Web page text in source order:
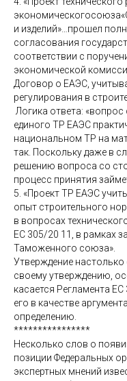
и изделий»…прошел
согласования
соответствии с
экономической
Договор о ЕАЭС,
регулирования в
Логика ответа:
единого ТР ЕАЭС
национальном ТР на
так. Поскольку даже в
решению вопроса со
процесс принятия
5. «Проект ТР ЕАЭС
опыт строительного
в вопросах
ЕС 305/20 11, в рамках
Таможенного союза».
Утверждение
своему утверждению,
касается Регламента
его в качестве
определению.
****************
Несколько слов о
позиции Федеральных
экспертных мнений